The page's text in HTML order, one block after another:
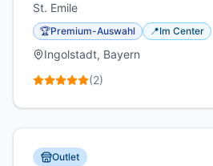
St. Emile
🏆Premium-Auswahl 📍Im Center
Ingolstadt, Bayern
(2)
Outlet